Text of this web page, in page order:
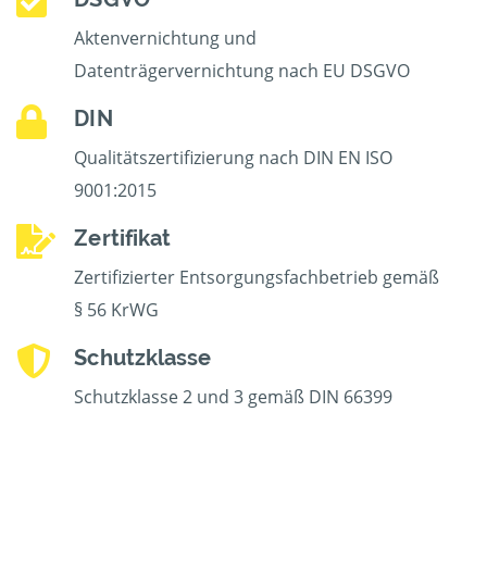
Aktenvernichtung und
Datenträgervernichtung nach EU DSGVO
DIN
Qualitätszertifizierung nach DIN EN ISO
9001:2015
Zertifikat
Zertifizierter Entsorgungsfachbetrieb gemäß
§ 56 KrWG
Schutzklasse
Schutzklasse 2 und 3 gemäß DIN 66399